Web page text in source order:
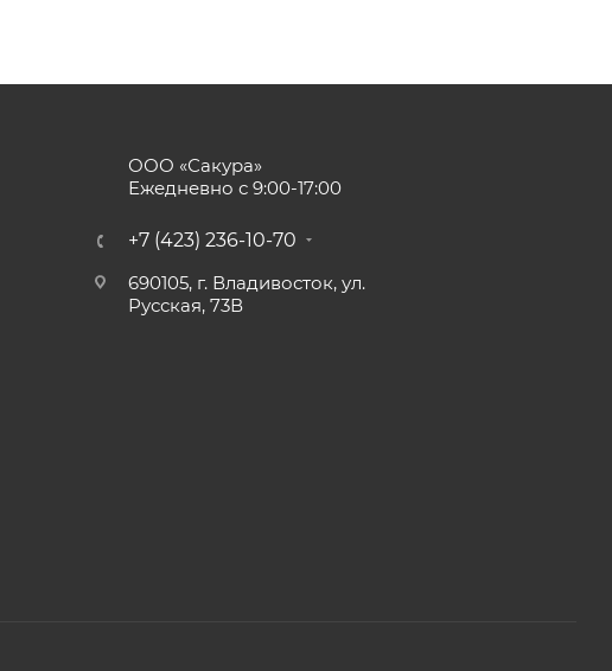
ООО «Сакура»
Ежедневно с 9:00-17:00
+7 (423) 236-10-70
690105, г. Владивосток, ул.
Русская, 73В